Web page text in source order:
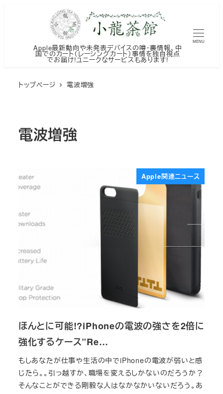
Apple最新動向や未発表デバイスの噂・裏情報、中
国でのカート（レーシングカート）事情を独自視点
でお届け!ユニークなサービスもあります!
MENU
トップページ 電波増強
電波増強
Apple関連ニュース
ほんとに可能!?iPhoneの電波の強さを2倍に
強化するケース”Re…
もしあなたが仕事や生活の中でiPhoneの電波が弱いと感
じたら。。引っ越すか、職場を変えるしかないのだろうか？
そんなことができる剛毅な人はなかなかいないだろう。あ